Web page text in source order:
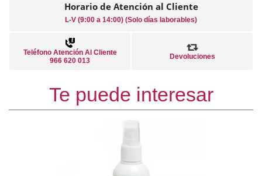
Horario de Atención al Cliente
L-V (9:00 a 14:00) (Solo días laborables)
Teléfono Atención Al Cliente
966 620 013
Devoluciones
Te puede interesar